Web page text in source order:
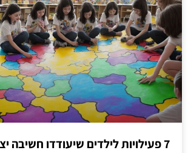
7 פעילויות לילדים שיעודדו חשיבה